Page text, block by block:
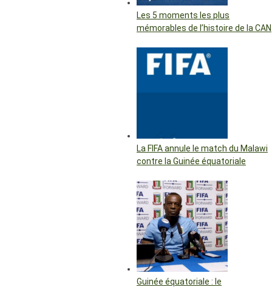
Les 5 moments les plus
mémorables de l’histoire de la CAN
La FIFA annule le match du Malawi
contre la Guinée équatoriale
Guinée équatoriale : le